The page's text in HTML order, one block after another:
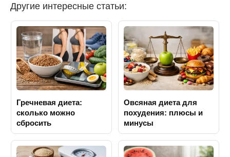
Другие интересные статьи:
Гречневая диета:
сколько можно
сбросить
Овсяная диета для
похудения: плюсы и
минусы